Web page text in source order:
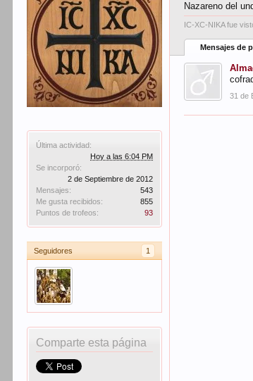
Última actividad:
Hoy a las 6:04 PM
Se incorporó:
2 de Septiembre de 2012
Mensajes:
543
Me gusta recibidos:
855
Puntos de trofeos:
93
Seguidores 1
Comparte esta página
Nazareno del
IC-XC-NIKA fue
Mensajes de
31 de